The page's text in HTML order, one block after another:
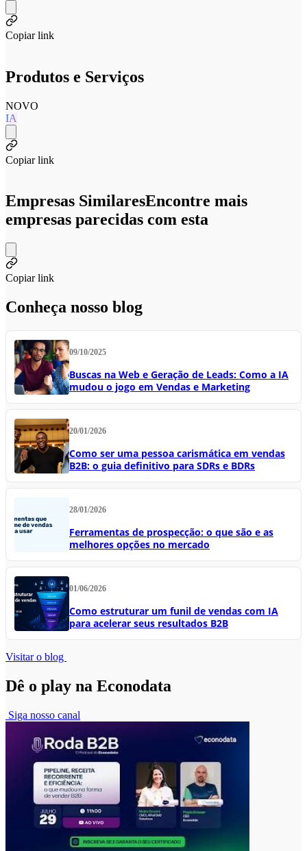
Copiar link
Produtos e Serviços
NOVO
IA
Copiar link
Empresas SimilaresEncontre mais
empresas parecidas com esta
Copiar link
Conheça nosso blog
09/10/2025
Buscas na Web e Geração de Leads: Como a IA
mudou o jogo em Vendas e Marketing
20/01/2026
Como ser uma pessoa carismática em vendas
B2B: o guia definitivo para SDRs e BDRs
28/01/2026
Ferramentas de prospecção: o que são e as
melhores opções no mercado
01/06/2026
Como estruturar um funil de vendas com IA
para acelerar seus resultados B2B
Visitar o blog
Dê o play na Econodata
Siga nosso canal